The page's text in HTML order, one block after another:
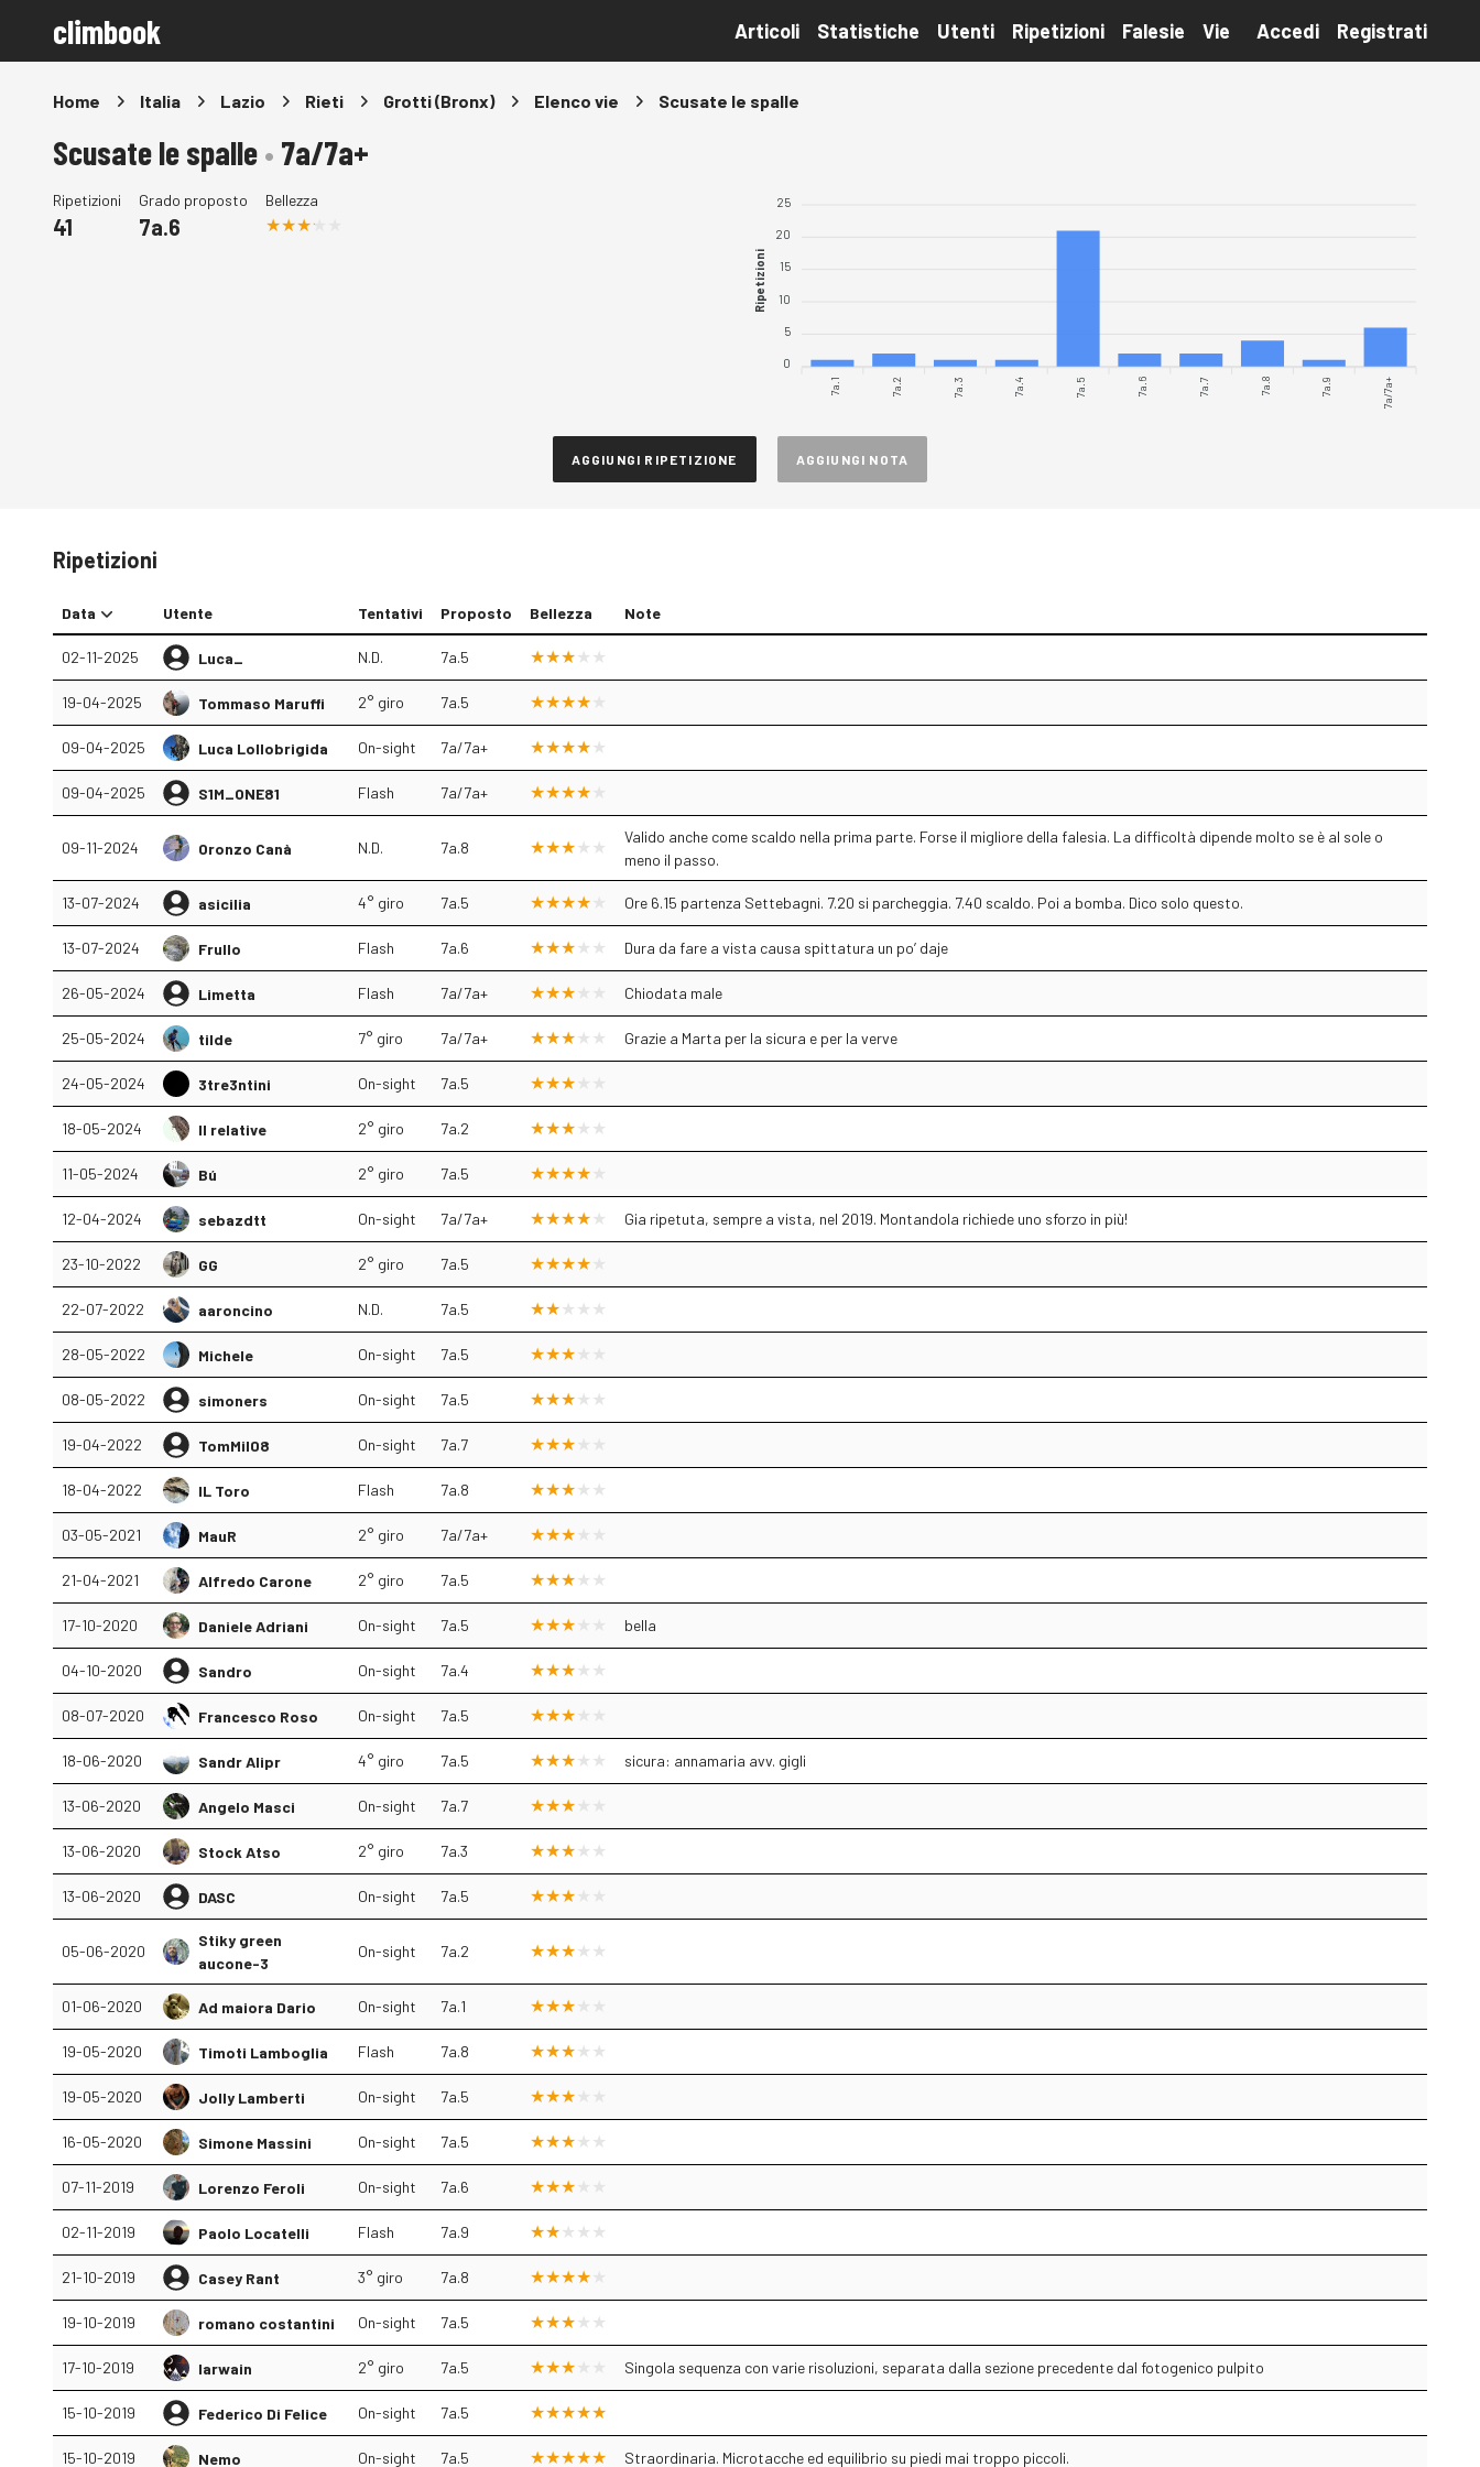
climbook Articoli Statistiche Utenti Ripetizioni Falesie Vie Accedi Registrati
Home Italia Lazio Rieti Grotti (Bronx) Elenco vie Scusate le spalle
Scusate le spalle• 7a/7a+
Ripetizioni
41
Grado proposto
7a.6
Bellezza 25
20
15
10
5
0
Ripetizioni
7a.1 7a.2 7a.3 7a.4 7a.5 7a.6 7a.7 7a.8 7a.9 7a/7a+
AGGIUNGI RIPETIZIONE AGGIUNGI NOTA
Ripetizioni
Data Utente Tentativi Proposto Bellezza Note
02-11-2025 Luca_ N.D. 7a.5
19-04-2025 Tommaso Maruffi 2° giro 7a.5
09-04-2025 Luca Lollobrigida On-sight 7a/7a+
09-04-2025 S1M_ONE81 Flash 7a/7a+
09-11-2024 Oronzo Canà N.D. 7a.8
Valido anche come scaldo nella prima parte. Forse il migliore della falesia. La difficoltà dipende molto se è al sole o
meno il passo.
13-07-2024 asicilia 4° giro 7a.5 Ore 6.15 partenza Settebagni. 7.20 si parcheggia. 7.40 scaldo. Poi a bomba. Dico solo questo.
13-07-2024 Frullo Flash 7a.6 Dura da fare a vista causa spittatura un po’ daje
26-05-2024 Limetta Flash 7a/7a+ Chiodata male
25-05-2024 tilde 7° giro 7a/7a+ Grazie a Marta per la sicura e per la verve
24-05-2024 3tre3ntini On-sight 7a.5
18-05-2024 Il relative 2° giro 7a.2
11-05-2024 Bú 2° giro 7a.5
12-04-2024 sebazdtt On-sight 7a/7a+ Gia ripetuta, sempre a vista, nel 2019. Montandola richiede uno sforzo in più!
23-10-2022 GG 2° giro 7a.5
22-07-2022 aaroncino N.D. 7a.5
28-05-2022 Michele On-sight 7a.5
08-05-2022 simoners On-sight 7a.5
19-04-2022 TomMil08 On-sight 7a.7
18-04-2022 IL Toro Flash 7a.8
03-05-2021 MauR 2° giro 7a/7a+
21-04-2021 Alfredo Carone 2° giro 7a.5
17-10-2020 Daniele Adriani On-sight 7a.5 bella
04-10-2020 Sandro On-sight 7a.4
08-07-2020 Francesco Roso On-sight 7a.5
18-06-2020 Sandr Alipr 4° giro 7a.5 sicura: annamaria avv. gigli
13-06-2020 Angelo Masci On-sight 7a.7
13-06-2020 Stock Atso 2° giro 7a.3
13-06-2020 DASC On-sight 7a.5
05-06-2020
Stiky green
aucone-3
On-sight 7a.2
01-06-2020 Ad maiora Dario On-sight 7a.1
19-05-2020 Timoti Lamboglia Flash 7a.8
19-05-2020 Jolly Lamberti On-sight 7a.5
16-05-2020 Simone Massini On-sight 7a.5
07-11-2019 Lorenzo Feroli On-sight 7a.6
02-11-2019 Paolo Locatelli Flash 7a.9
21-10-2019 Casey Rant 3° giro 7a.8
19-10-2019 romano costantini On-sight 7a.5
17-10-2019 Iarwain 2° giro 7a.5 Singola sequenza con varie risoluzioni, separata dalla sezione precedente dal fotogenico pulpito
15-10-2019 Federico Di Felice On-sight 7a.5
15-10-2019 Nemo On-sight 7a.5 Straordinaria. Microtacche ed equilibrio su piedi mai troppo piccoli.